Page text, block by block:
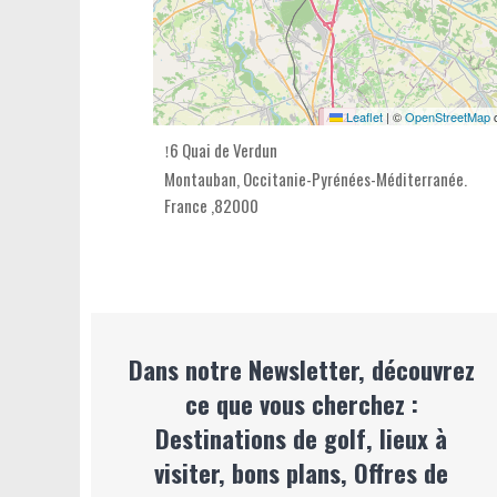
Leaflet | ©OpenStreetMap
6 Quai de Verdun
Montauban, Occitanie-Pyrénées-Méditerranée.
France ,82000
Dans notre Newsletter, découvrez
ce que vous cherchez :
Destinations de golf, lieux à
visiter, bons plans, Offres de